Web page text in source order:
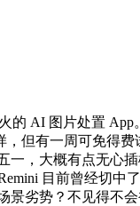
的 AI 图片处置
但有一周可免得费
，大概有点无心
目前曾经切中
景劣势？不见得不